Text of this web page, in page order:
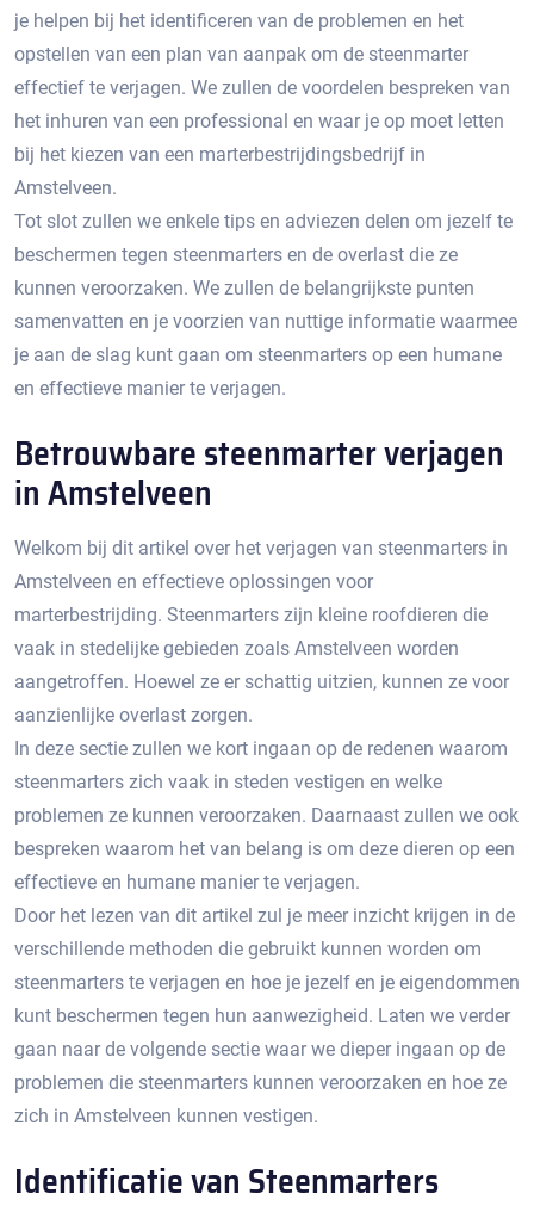
je helpen bij het identificeren van de problemen en het
opstellen van een plan van aanpak om de steenmarter
effectief te verjagen.​ We zullen de voordelen bespreken van
het inhuren van een professional en waar je op moet letten
bij het kiezen van een marterbestrijdingsbedrijf in
Amstelveen.​
Tot slot zullen we enkele tips en adviezen delen om jezelf te
beschermen tegen steenmarters en de overlast die ze
kunnen veroorzaken.​ We zullen de belangrijkste punten
samenvatten en je voorzien van nuttige informatie waarmee
je aan de slag kunt gaan om steenmarters op een humane
en effectieve manier te verjagen.​
Betrouwbare steenmarter verjagen
in Amstelveen
Welkom bij dit artikel over het verjagen van steenmarters in
Amstelveen en effectieve oplossingen voor
marterbestrijding.​ Steenmarters zijn kleine roofdieren die
vaak in stedelijke gebieden zoals Amstelveen worden
aangetroffen.​ Hoewel ze er schattig uitzien, kunnen ze voor
aanzienlijke overlast zorgen.​
In deze sectie zullen we kort ingaan op de redenen waarom
steenmarters zich vaak in steden vestigen en welke
problemen ze kunnen veroorzaken.​ Daarnaast zullen we ook
bespreken waarom het van belang is om deze dieren op een
effectieve en humane manier te verjagen.​
Door het lezen van dit artikel zul je meer inzicht krijgen in de
verschillende methoden die gebruikt kunnen worden om
steenmarters te verjagen en hoe je jezelf en je eigendommen
kunt beschermen tegen hun aanwezigheid.​ Laten we verder
gaan naar de volgende sectie waar we dieper ingaan op de
problemen die steenmarters kunnen veroorzaken en hoe ze
zich in Amstelveen kunnen vestigen.​
Identificatie van Steenmarters